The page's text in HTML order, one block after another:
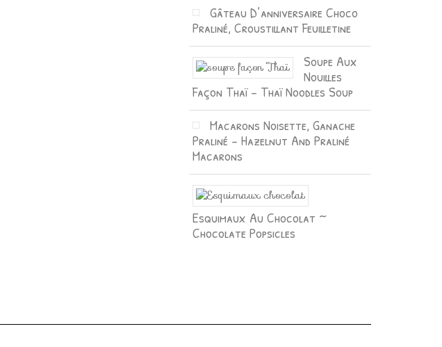
Gâteau D’anniversaire Choco
Praliné, Croustillant Feuilletine
Soupe Aux
Nouilles
Façon Thaï – Thaï Noodles Soup
Macarons Noisette, Ganache
Praliné – Hazelnut And Praliné
Macarons
Esquimaux Au Chocolat ~
Chocolate Popsicles